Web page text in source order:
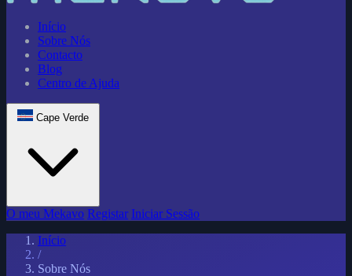
Início
Sobre Nós
Contacto
Blog
Centro de Ajuda
Cape Verde
O meu Mekavo Registar Iniciar Sessão
Início
/
Sobre Nós